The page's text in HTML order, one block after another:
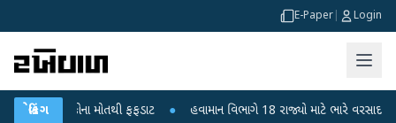
E-Paper Login
બ્રેકિંગમોતથી ફફડાટ ● હવામાન વિભાગે 18 રાજ્યો માટે ભારે વરસાદની ચેતવણી